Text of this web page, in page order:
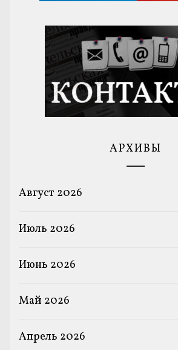
АРХИВЫ
Август 2026
Июль 2026
Июнь 2026
Май 2026
Апрель 2026